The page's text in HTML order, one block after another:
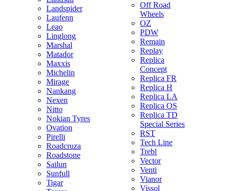
Landspider
Laufenn
Leao
Linglong
Marshal
Matador
Maxxis
Michelin
Mirage
Nankang
Nexen
Nitto
Nokian Tyres
Ovation
Pirelli
Roadcruza
Roadstone
Sailun
Sunfull
Tigar
Off Road
Wheels
OZ
PDW
Remain
Replay
Replica
Concept
Replica FR
Replica H
Replica LA
Replica OS
Replica TD
Special Series
RST
Tech Line
Trebl
Vector
Venti
Vianor
Vissol